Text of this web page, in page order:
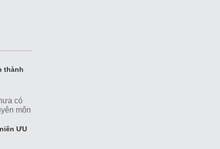
thành
có
môn
có
ƯU